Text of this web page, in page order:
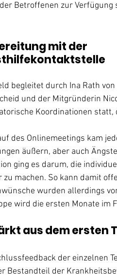
Betroffenen zur Verfügung
mit der
begleitet durch Ina Rath
und der Mitgründerin
Koordinationen
des Onlinemeetings kam
äußern, aber auch
ging es darum, die
zu machen. So kann damit
wurden allerdings
wird die ersten Monate im
aus dem ersten
der einzelnen
Bestandteil der